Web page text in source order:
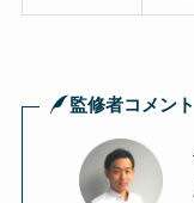
監修者コメント